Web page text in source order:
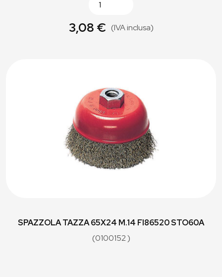
3,08 € (IVA inclusa)
SPAZZOLA TAZZA 65X24 M.14 FI86520 STO60A
(0100152 )